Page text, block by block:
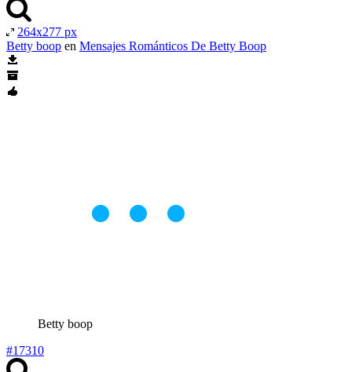
264x277 px
Betty boop en Mensajes Románticos De Betty Boop
Betty boop
#17310